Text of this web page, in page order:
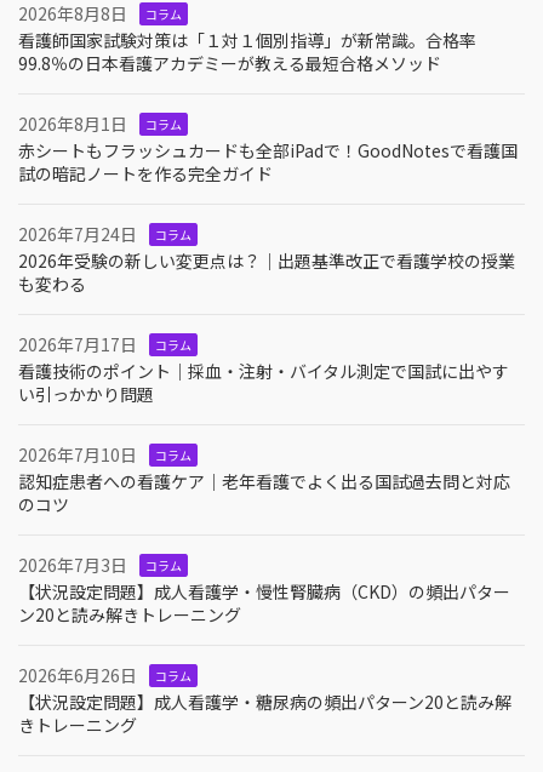
2026年8月8日 コラム
看護師国家試験対策は「１対１個別指導」が新常識。合格率
99.8％の日本看護アカデミーが教える最短合格メソッド
2026年8月1日 コラム
赤シートもフラッシュカードも全部iPadで！GoodNotesで看護国
試の暗記ノートを作る完全ガイド
2026年7月24日 コラム
2026年受験の新しい変更点は？｜出題基準改正で看護学校の授業
も変わる
2026年7月17日 コラム
看護技術のポイント｜採血・注射・バイタル測定で国試に出やす
い引っかかり問題
2026年7月10日 コラム
認知症患者への看護ケア｜老年看護でよく出る国試過去問と対応
のコツ
2026年7月3日 コラム
【状況設定問題】成人看護学・慢性腎臓病（CKD）の頻出パター
ン20と読み解きトレーニング
2026年6月26日 コラム
【状況設定問題】成人看護学・糖尿病の頻出パターン20と読み解
きトレーニング